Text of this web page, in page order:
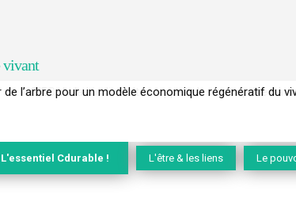
vivant
« GIEC de la biodiversité » appelle les entreprises à
L'essentiel Cdurable ! L'être & les liens Le